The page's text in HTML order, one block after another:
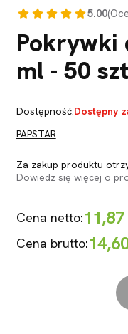
5.00
Pokrywki
ml - 50
Dostępność:Dostępny
PAPSTAR
Za zakup produktu
Dowiedz się więcej o
Cena netto:11,87
Cena brutto: